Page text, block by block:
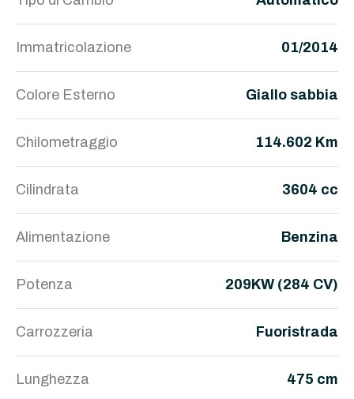
Immatricolazione 01/2014
Colore Esterno Giallo sabbia
Chilometraggio 114.602 Km
Cilindrata 3604 cc
Alimentazione Benzina
Potenza 209KW (284 CV)
Carrozzeria Fuoristrada
Lunghezza 475 cm